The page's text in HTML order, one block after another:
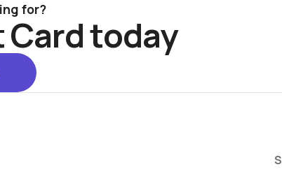
for?
today
Apply now